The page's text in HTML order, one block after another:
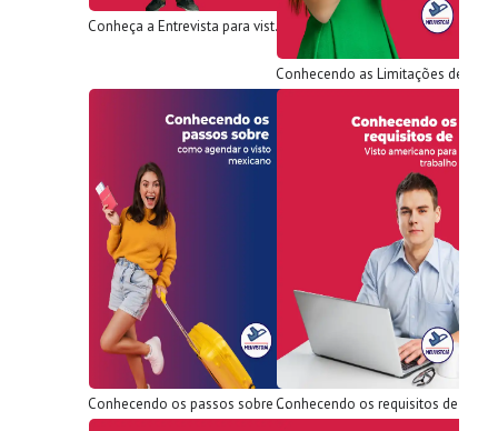
Conheça a Entrevista para visto americano de turista!
Conhecendo os passos sobre como agendar visto mexicano